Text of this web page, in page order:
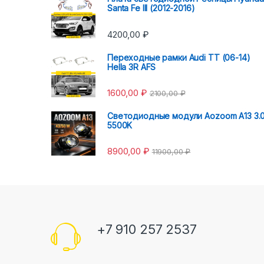
Santa Fe III (2012-2016)
4200,00 ₽
Переходные рамки Audi TT (06-14)
Hella 3R AFS
1600,00 ₽ 2100,00₽
Светодиодные модули Aozoom A13
5500K
8900,00 ₽ 11900,00₽
+7 910 257 2537